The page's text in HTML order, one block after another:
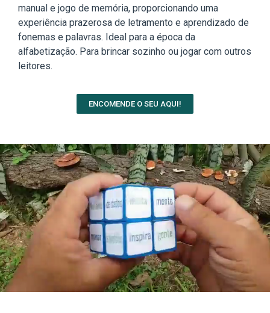
manual e jogo de memória, proporcionando uma
experiência prazerosa de letramento e aprendizado de
fonemas e palavras. Ideal para a época da
alfabetização. Para brincar sozinho ou jogar com outros
leitores.
ENCOMENDE O SEU AQUI!